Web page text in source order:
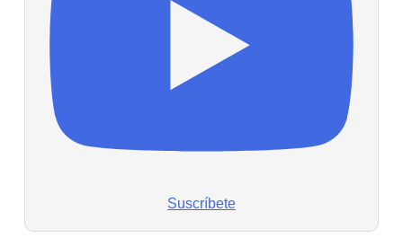
Suscríbete